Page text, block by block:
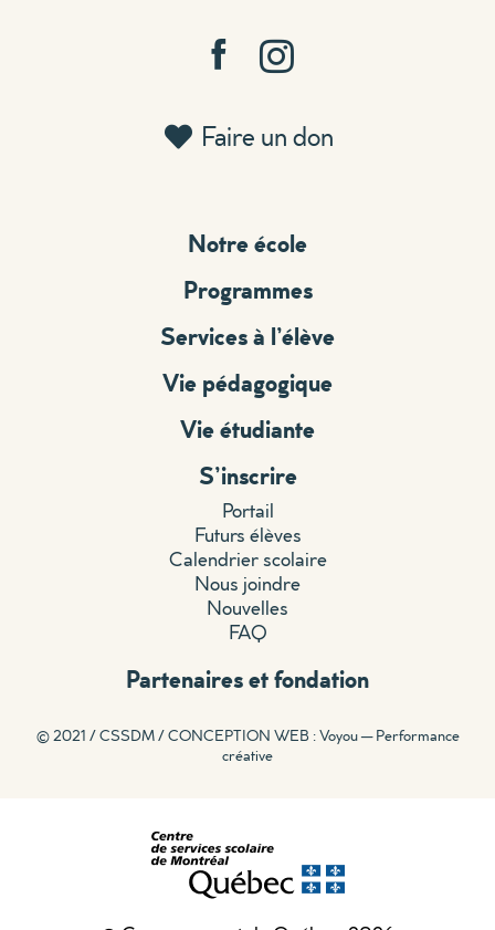
Faire un don
Notre école
Programmes
Services à l’élève
Vie pédagogique
Vie étudiante
S’inscrire
Portail
Futurs élèves
Calendrier scolaire
Nous joindre
Nouvelles
FAQ
Partenaires et fondation
© 2021 / CSSDM /CONCEPTION WEB : Voyou — Performance
créative